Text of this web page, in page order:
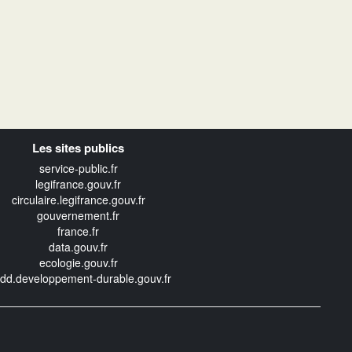
Les sites publics
service-public.fr
legifrance.gouv.fr
circulaire.legifrance.gouv.fr
gouvernement.fr
france.fr
data.gouv.fr
ecologie.gouv.fr
durable.gouv.fr